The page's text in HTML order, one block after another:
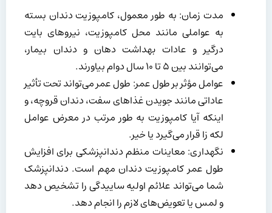
مدت زمان: به طور معمول، کامپوزیت دندان بسته
به عواملی مانند محل کامپوزیت، نیروهای بایت
درگیر و عادات بهداشت دهان و دندان بیمار،
می‌توانند بین ۵ تا ۱۰ سال دوام بیاورند.
عوامل مؤثر بر طول عمر: طول عمر می‌تواند تحت تأثیر
عاداتی مانند جویدن غذاهای سفت، دندان قروچه، و
اینکه آیا کامپوزیت به طور مرتب در معرض عوامل
لکه زا قرار می‌گیرد یا خیر.
نگهداری: معاینات منظم دندانپزشکی برای افزایش
طول عمر کامپوزیت دندان مهم است. دندانپزشک
شما می‌تواند علائم اولیه ساییدگی را تشخیص دهد
و لمس یا تعویض‌های لازم را انجام دهد.